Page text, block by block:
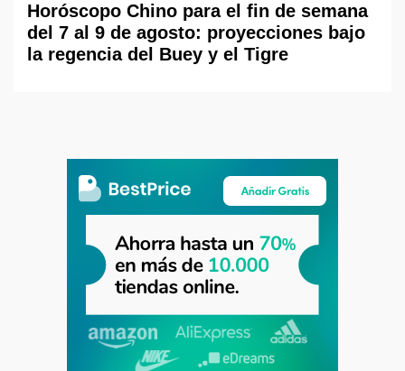
Horóscopo Chino para el fin de semana
del 7 al 9 de agosto: proyecciones bajo
la regencia del Buey y el Tigre